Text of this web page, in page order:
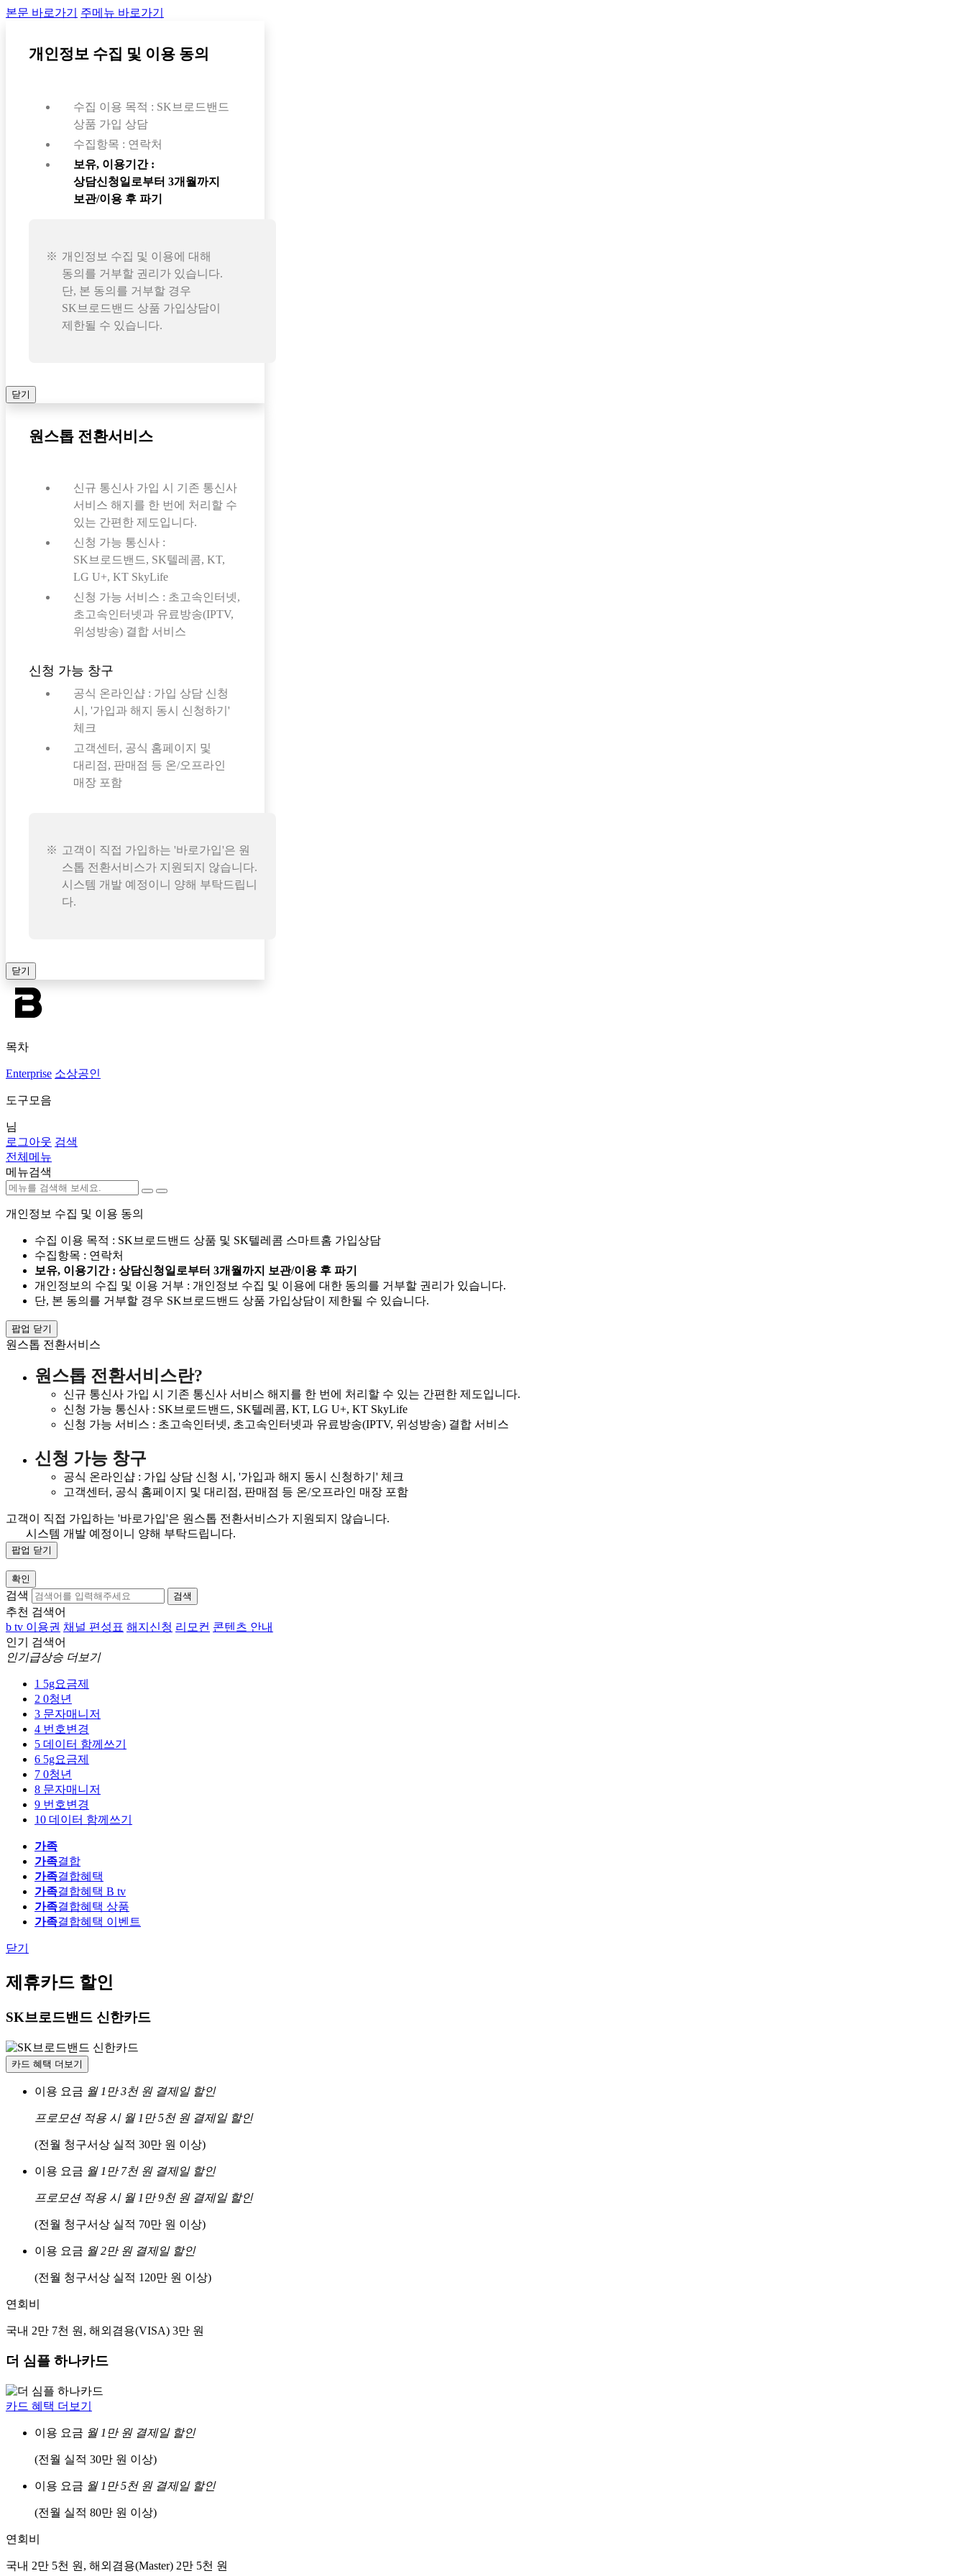
본문 바로가기 주메뉴 바로가기
개인정보 수집 및 이용 동의
수집 이용 목적 : SK브로드밴드
상품 가입 상담
수집항목 : 연락처
보유, 이용기간 :
상담신청일로부터 3개월까지
보관/이용 후 파기
개인정보 수집 및 이용에 대해
동의를 거부할 권리가 있습니다.
단, 본 동의를 거부할 경우
SK브로드밴드 상품 가입상담이
제한될 수 있습니다.
닫기
원스톱 전환서비스
신규 통신사 가입 시 기존 통신사
서비스 해지를 한 번에 처리할 수
있는 간편한 제도입니다.
신청 가능 통신사 :
SK브로드밴드, SK텔레콤, KT,
LG U+, KT SkyLife
신청 가능 서비스 : 초고속인터넷,
초고속인터넷과 유료방송(IPTV,
위성방송) 결합 서비스
신청 가능 창구
공식 온라인샵 : 가입 상담 신청
시, '가입과 해지 동시 신청하기'
체크
고객센터, 공식 홈페이지 및
대리점, 판매점 등 온/오프라인
매장 포함
고객이 직접 가입하는 '바로가입'은 원
스톱 전환서비스가 지원되지 않습니다.
시스템 개발 예정이니 양해 부탁드립니
다.
닫기
목차
Enterprise 소상공인
도구모음
님
로그아웃 검색
전체메뉴
메뉴검색
개인정보 수집 및 이용 동의
수집 이용 목적 : SK브로드밴드 상품 및 SK텔레콤 스마트홈 가입상담
수집항목 : 연락처
보유, 이용기간 : 상담신청일로부터 3개월까지 보관/이용 후 파기
개인정보의 수집 및 이용 거부 : 개인정보 수집 및 이용에 대한 동의를 거부할 권리가 있습니다.
단, 본 동의를 거부할 경우 SK브로드밴드 상품 가입상담이 제한될 수 있습니다.
팝업 닫기
원스톱 전환서비스
원스톱 전환서비스란?
신규 통신사 가입 시 기존 통신사 서비스 해지를 한 번에 처리할 수 있는 간편한 제도입니다.
신청 가능 통신사 : SK브로드밴드, SK텔레콤, KT, LG U+, KT SkyLife
신청 가능 서비스 : 초고속인터넷, 초고속인터넷과 유료방송(IPTV, 위성방송) 결합 서비스
신청 가능 창구
공식 온라인샵 : 가입 상담 신청 시, '가입과 해지 동시 신청하기' 체크
고객센터, 공식 홈페이지 및 대리점, 판매점 등 온/오프라인 매장 포함
고객이 직접 가입하는 '바로가입'은 원스톱 전환서비스가 지원되지 않습니다.
시스템 개발 예정이니 양해 부탁드립니다.
팝업 닫기
확인
검색 검색
추천 검색어
b tv 이용권 채널 편성표 해지신청 리모컨 콘텐츠 안내
인기 검색어
인기급상승 더보기
1 5g요금제
2 0청년
3 문자매니저
4 번호변경
5 데이터 함께쓰기
6 5g요금제
7 0청년
8 문자매니저
9 번호변경
10 데이터 함께쓰기
가족
가족결합
가족결합혜택
가족결합혜택 B tv
가족결합혜택 상품
가족결합혜택 이벤트
닫기
제휴카드 할인
SK브로드밴드 신한카드
카드 혜택 더보기
이용 요금 월 1만 3천 원 결제일 할인
프로모션 적용 시 월 1만 5천 원 결제일 할인
(전월 청구서상 실적 30만 원 이상)
이용 요금 월 1만 7천 원 결제일 할인
프로모션 적용 시 월 1만 9천 원 결제일 할인
(전월 청구서상 실적 70만 원 이상)
이용 요금 월 2만 원 결제일 할인
(전월 청구서상 실적 120만 원 이상)
연회비
국내 2만 7천 원, 해외겸용(VISA) 3만 원
더 심플 하나카드
카드 혜택 더보기
이용 요금 월 1만 원 결제일 할인
(전월 실적 30만 원 이상)
이용 요금 월 1만 5천 원 결제일 할인
(전월 실적 80만 원 이상)
연회비
국내 2만 5천 원, 해외겸용(Master) 2만 5천 원